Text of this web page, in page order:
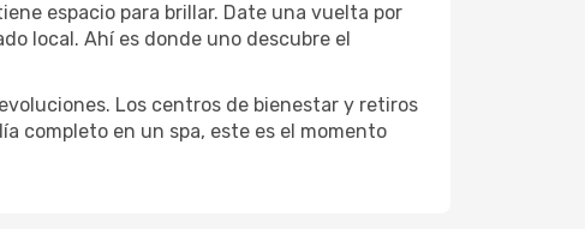
espacio para brillar. Date una vuelta por
local. Ahí es donde uno descubre el
Los centros de bienestar y retiros
completo en un spa, este es el momento